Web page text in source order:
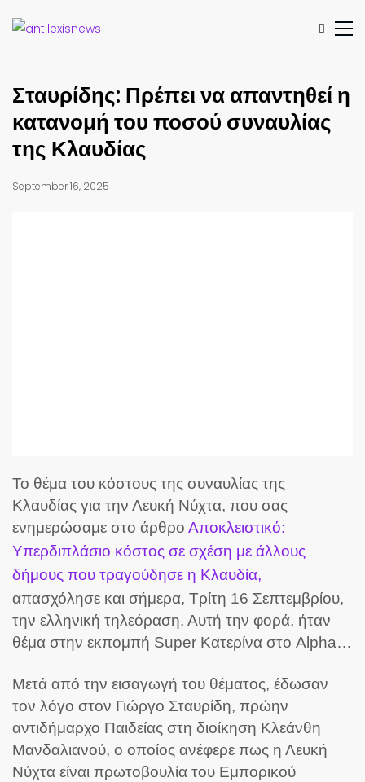
Σταυρίδης: Πρέπει να απαντηθεί η
κατανομή του ποσού συναυλίας
της Κλαυδίας
September 16, 2025
Το θέμα του κόστους της συναυλίας της
Κλαυδίας για την Λευκή Νύχτα, που σας
ενημερώσαμε στο άρθρο Αποκλειστικό:
Υπερδιπλάσιο κόστος σε σχέση με άλλους
δήμους που τραγούδησε η Κλαυδία,
απασχόλησε και σήμερα, Τρίτη 16 Σεπτεμβρίου,
την ελληνική τηλεόραση. Αυτή την φορά, ήταν
θέμα στην εκπομπή Super Κατερίνα στο Alpha…
Μετά από την εισαγωγή του θέματος, έδωσαν
τον λόγο στον Γιώργο Σταυρίδη, πρώην
αντιδήμαρχο Παιδείας στη διοίκηση Κλεάνθη
Μανδαλιανού, ο οποίος ανέφερε πως η Λευκή
Νύχτα είναι πρωτοβουλία του Εμπορικού